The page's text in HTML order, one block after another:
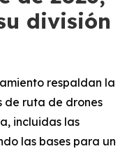
división
respaldan la
de ruta de drones
incluidas las
las bases para un